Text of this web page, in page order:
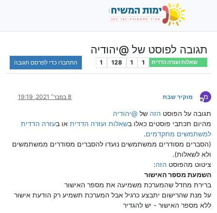
תגובה לפוסט של @יהודיה
שאלות ועזרה הדדית 1
1
128
1 התחברו כדי לפרסם תגובה
מ
מנותק
מוקיר שבת 8 בפבר׳ 2021, 19:19
תגובה על הפוסט הזה של @יהודיה
מהיום תכתבי פוסטים כאלו בשאלות ועזרה הדדית או בעזרה הדדית
למשתמשים מתקדמים.
(הסברים מסודרים ממשתמשים נועדו להסברים מסודרים ממשתמשים
ולא לשאלות).
ציטוט מהפוסט הזה:
השמעת מספר האישור
ברירת מחדל שהמערכת משמיעה את מספר האישור
על מנת שהרישום יתבצע כרגיל אבל המערכת תשמיע רק הודעת אישור
ללא מספר האישור - יש להגדיר